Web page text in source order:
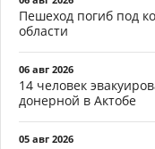
Пешеход погиб под
области
06 авг 2026
14 человек
донерной в Актобе
05 авг 2026